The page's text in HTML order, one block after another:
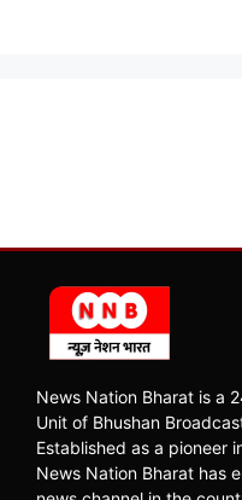
News Nation Bharat is a
Unit of Bhushan
Established as a pioneer
News Nation Bharat has